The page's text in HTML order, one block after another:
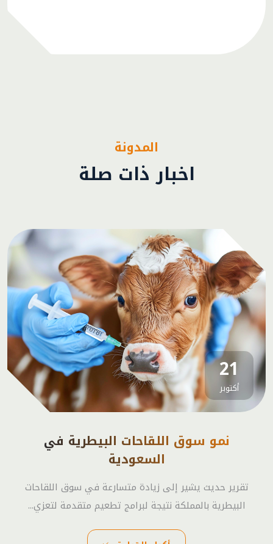
المدونة
اخبار ذات صلة
21
أكتوبر
نمو سوق اللقاحات البيطرية في
السعودية
تقرير حديث يشير إلى زيادة متسارعة في سوق اللقاحات
البيطرية بالمملكة نتيجة لبرامج تطعيم متقدمة لتعزي...